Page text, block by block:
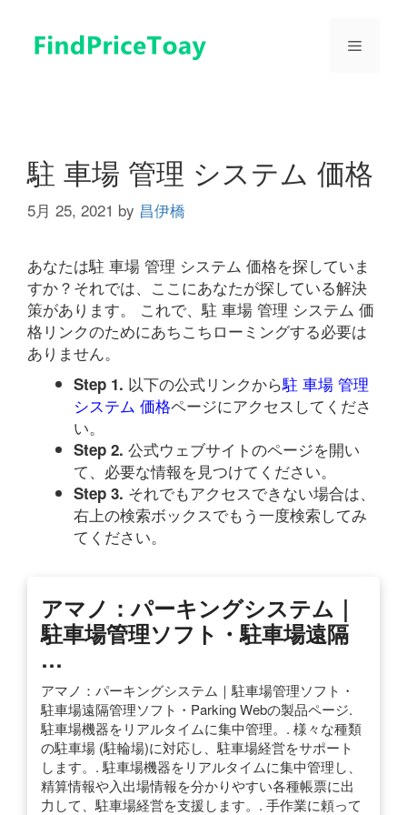
メ
駐 車場 管理 システム 価格
5月 25, 2021 by 昌伊橋
あなたは駐 車場 管理 システム 価格を探していま
すか？それでは、ここにあなたが探している解決
策があります。 これで、駐 車場 管理 システム 価
格リンクのためにあちこちローミングする必要は
ありません。
Step 1. 以下の公式リンクから駐 車場 管理
システム 価格ページにアクセスしてくださ
い。
Step 2. 公式ウェブサイトのページを開い
て、必要な情報を見つけてください。
Step 3. それでもアクセスできない場合は、
右上の検索ボックスでもう一度検索してみ
てください。
アマノ：パーキングシステム｜
駐車場管理ソフト・駐車場遠隔
…
アマノ：パーキングシステム｜駐車場管理ソフト・
駐車場遠隔管理ソフト・Parking Webの製品ページ.
駐車場機器をリアルタイムに集中管理。. 様々な種類
の駐車場 (駐輪場)に対応し、駐車場経営をサポート
します。. 駐車場機器をリアルタイムに集中管理し、
精算情報や入出場情報を分かりやすい各種帳票に出
力して、駐車場経営を支援します。. 手作業に頼って